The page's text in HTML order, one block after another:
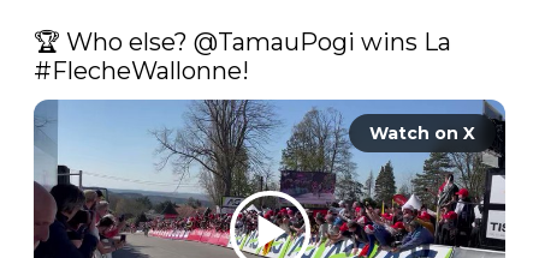
🏆 Who else? @TamauPogi
#FlecheWallonne!
Watch on X